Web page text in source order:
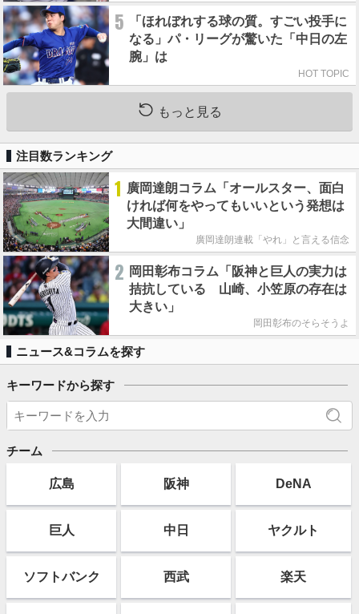
5
「ほれぼれする球の質。すごい投手に
なる」パ・リーグが驚いた「中日の左
腕」は
HOT TOPIC
もっと見る
注目数ランキング
1 廣岡達朗コラム「オールスター、面白
ければ何をやってもいいという発想は
大間違い」
廣岡達朗連載「やれ」と言える信念
2 岡田彰布コラム「阪神と巨人の実力は
拮抗している 山崎、小笠原の存在は
大きい」
岡田彰布のそらそうよ
ニュース&コラムを探す
キーワードから探す
チーム
広島 阪神 DeNA
巨人 中日 ヤクルト
ソフトバンク 西武 楽天